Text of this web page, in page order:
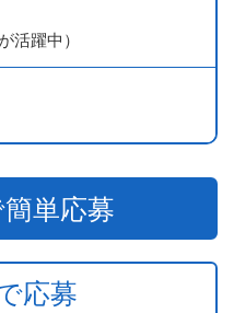
活躍中）
単応募
応募